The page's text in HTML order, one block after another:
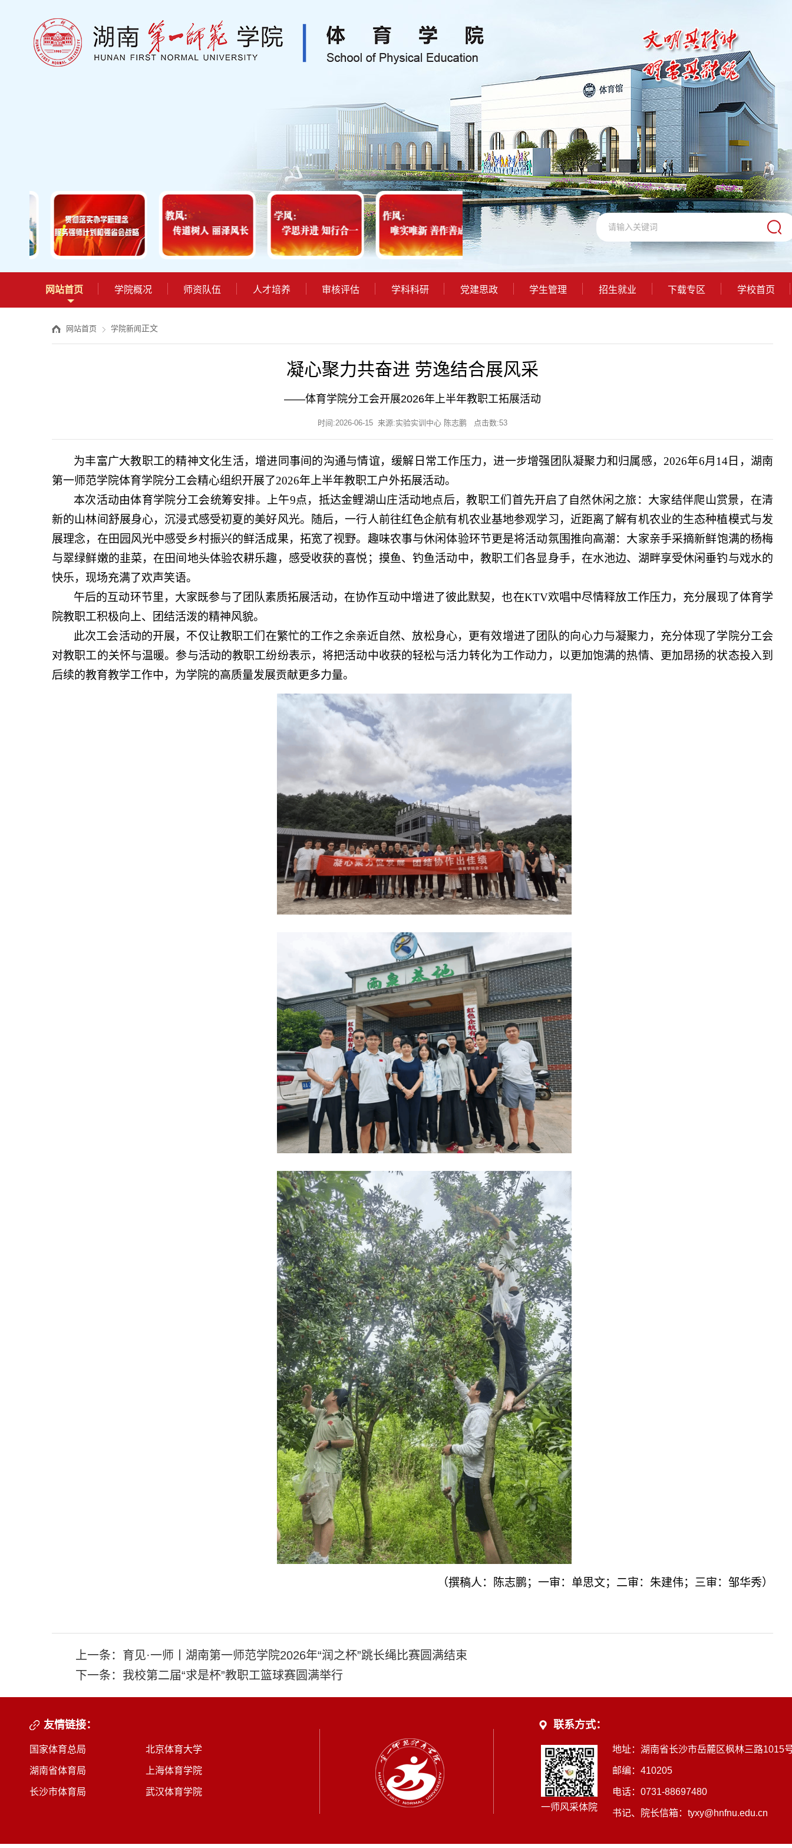
网站首页 学院概况 师资队伍 人才培养 审核评估 学科科研 党建思政 学生管理 招生就业 下载专区 学校首页
网站首页 学院新闻 正文
凝心聚力共奋进 劳逸结合展风采
——体育学院分工会开展2026年上半年教职工拓展活动
时间:2026-06-15 来源:实验实训中心 陈志鹏 点击数:53
为丰富广大教职工的精神文化生活，增进同事间的沟通与情谊，缓解日常工作压力，进一步增强团队凝聚力和归属感， 2026年6月 14日，湖南
第一师范学院体育学院分工会精心组织开展了2026年上半年教职工户外拓展活动。
本次活动由体育学院分工会统筹安排。 上午9点， 抵达金鲤湖山庄活动地点后，教职工们首先开启了自然休闲之旅：大家结伴爬山赏景，在清
新的山林间舒展身心，沉浸式感受初夏的美好风光。随后，一行人前往红色企航有机农业基地参观学习，近距离了解有机农业的生态种植模式与发
展理念，在田园风光中感受乡村振兴的鲜活成果，拓宽了视野。趣味农事与休闲体验环节更是将活动氛围推向高潮：大家亲手采摘新鲜饱满的杨梅
与翠绿鲜嫩的韭菜，在田间地头体验农耕乐趣，感受收获的喜悦；摸鱼、钓鱼活动中，教职工们各显身手，在水池边、湖畔享受休闲垂钓与戏水的
快乐，现场充满了欢声笑语。
午后的互动环节里，大家既参与了团队素质拓展活动，在协作互动中增进了彼此默契，也在KTV欢唱中尽情释放工作压力，充分展现了体育学
院教职工积极向上、团结活泼的精神风貌。
此次工会活动的开展，不仅让教职工们在繁忙的工作之余亲近自然、放松身心，更有效增进了团队的向心力与凝聚力，充分体现了学院分工会
对教职工的关怀与温暖。参与活动的教职工纷纷表示，将把活动中收获的轻松与活力转化为工作动力，以更加饱满的热情、更加昂扬的状态投入到
后续的教育教学工作中，为学院的高质量发展贡献更多力量。
（撰稿人：陈志鹏；一审：单思文；二审：朱建伟；三审：邹华秀）
上一条： 育见·一师丨湖南第一师范学院2026年“润之杯”跳长绳比赛圆满结束
下一条： 我校第二届“求是杯”教职工篮球赛圆满举行
友情链接：
国家体育总局 北京体育大学
湖南省体育局 上海体育学院
长沙市体育局 武汉体育学院
联系方式：
一师风采体院
地址：湖南省长沙市岳麓区枫林三路1015
邮编：410205
电话：0731-88697480
书记、院长信箱：tyxy@hnfnu.edu.cn